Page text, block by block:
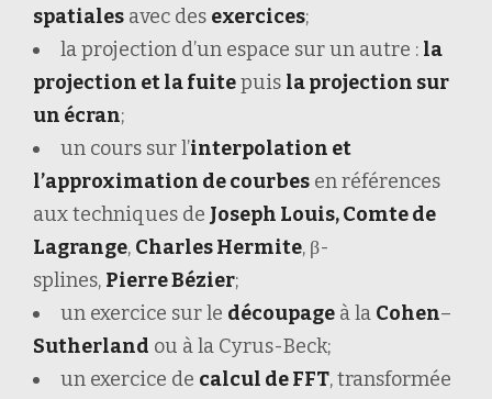
spatiales avec des exercices;
la projection d’un espace sur un autre : la
projection et la fuitepuis la projection sur
un écran;
un cours sur l’interpolation et
l’approximation de courbes en références
aux techniques de Joseph Louis, Comte de
Lagrange, Charles Hermite, β-
splines, Pierre Bézier;
un exercice sur le découpage à la Cohen–
Sutherland ou à la Cyrus-Beck;
un exercice de calcul de FFT, transformée